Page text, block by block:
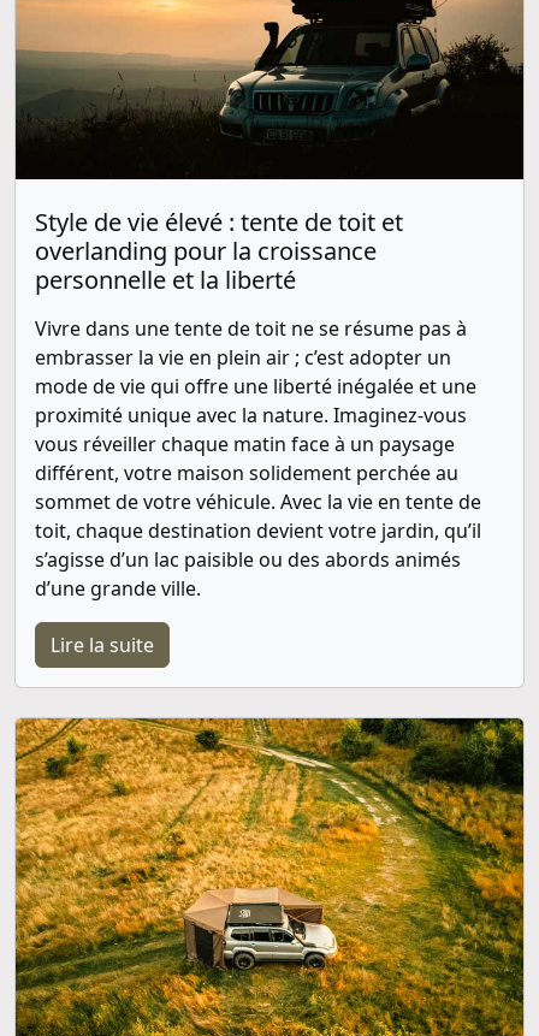
Style de vie élevé : tente de toit et
overlanding pour la croissance
personnelle et la liberté
Vivre dans une tente de toit ne se résume pas à
embrasser la vie en plein air ; c’est adopter un
mode de vie qui offre une liberté inégalée et une
proximité unique avec la nature. Imaginez-vous
vous réveiller chaque matin face à un paysage
différent, votre maison solidement perchée au
sommet de votre véhicule. Avec la vie en tente de
toit, chaque destination devient votre jardin, qu’il
s’agisse d’un lac paisible ou des abords animés
d’une grande ville.
Lire la suite